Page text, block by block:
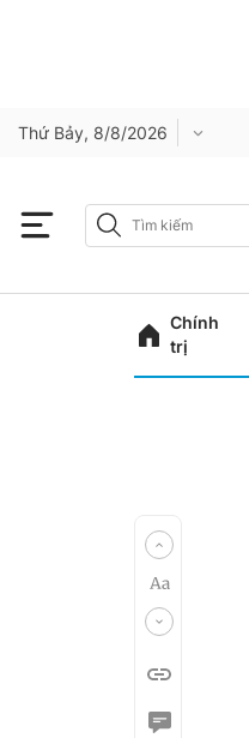
Thứ Bảy, 8/8/2026
Chính
trị